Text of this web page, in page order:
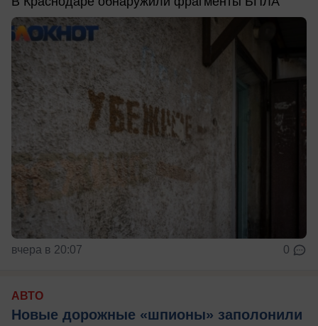
вчера в 20:07 0
АВТО
Новые дорожные «шпионы» заполонили